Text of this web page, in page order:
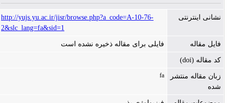
نشانی اینترنتی
http://yujs.yu.ac.ir/jisr/browse.php?a_code=A-10-76-
2&slc_lang=fa&sid=1
فایل مقاله فایلی برای مقاله ذخیره نشده است
کد مقاله (doi)
زبان مقاله منتشر
شده